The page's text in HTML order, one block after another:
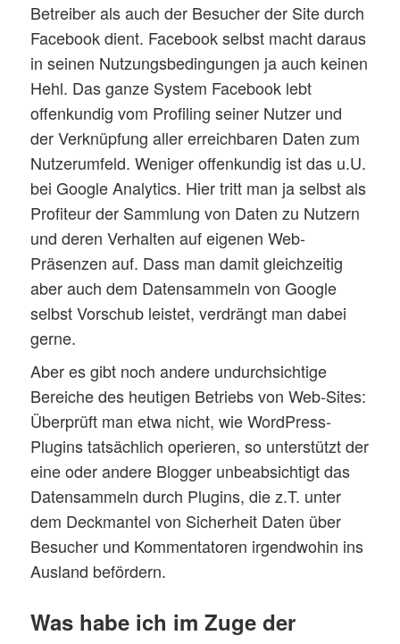
Betreiber als auch der Besucher der Site durch
Facebook dient. Facebook selbst macht daraus
in seinen Nutzungsbedingungen ja auch keinen
Hehl. Das ganze System Facebook lebt
offenkundig vom Profiling seiner Nutzer und
der Verknüpfung aller erreichbaren Daten zum
Nutzerumfeld. Weniger offenkundig ist das u.U.
bei Google Analytics. Hier tritt man ja selbst als
Profiteur der Sammlung von Daten zu Nutzern
und deren Verhalten auf eigenen Web-
Präsenzen auf. Dass man damit gleichzeitig
aber auch dem Datensammeln von Google
selbst Vorschub leistet, verdrängt man dabei
gerne.
Aber es gibt noch andere undurchsichtige
Bereiche des heutigen Betriebs von Web-Sites:
Überprüft man etwa nicht, wie WordPress-
Plugins tatsächlich operieren, so unterstützt der
eine oder andere Blogger unbeabsichtigt das
Datensammeln durch Plugins, die z.T. unter
dem Deckmantel von Sicherheit Daten über
Besucher und Kommentatoren irgendwohin ins
Ausland befördern.
Was habe ich im Zuge der